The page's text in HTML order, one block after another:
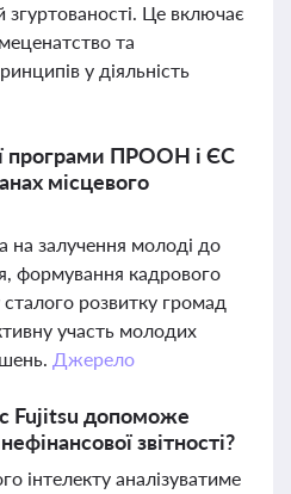
згуртованості. Це включає
та
у діяльність
програми ПРООН і ЄС
місцевого
на залучення молоді до
формування кадрового
розвитку громад
участь молодих
Джерело
Fujitsu допоможе
звітності?
інтелекту аналізуватиме